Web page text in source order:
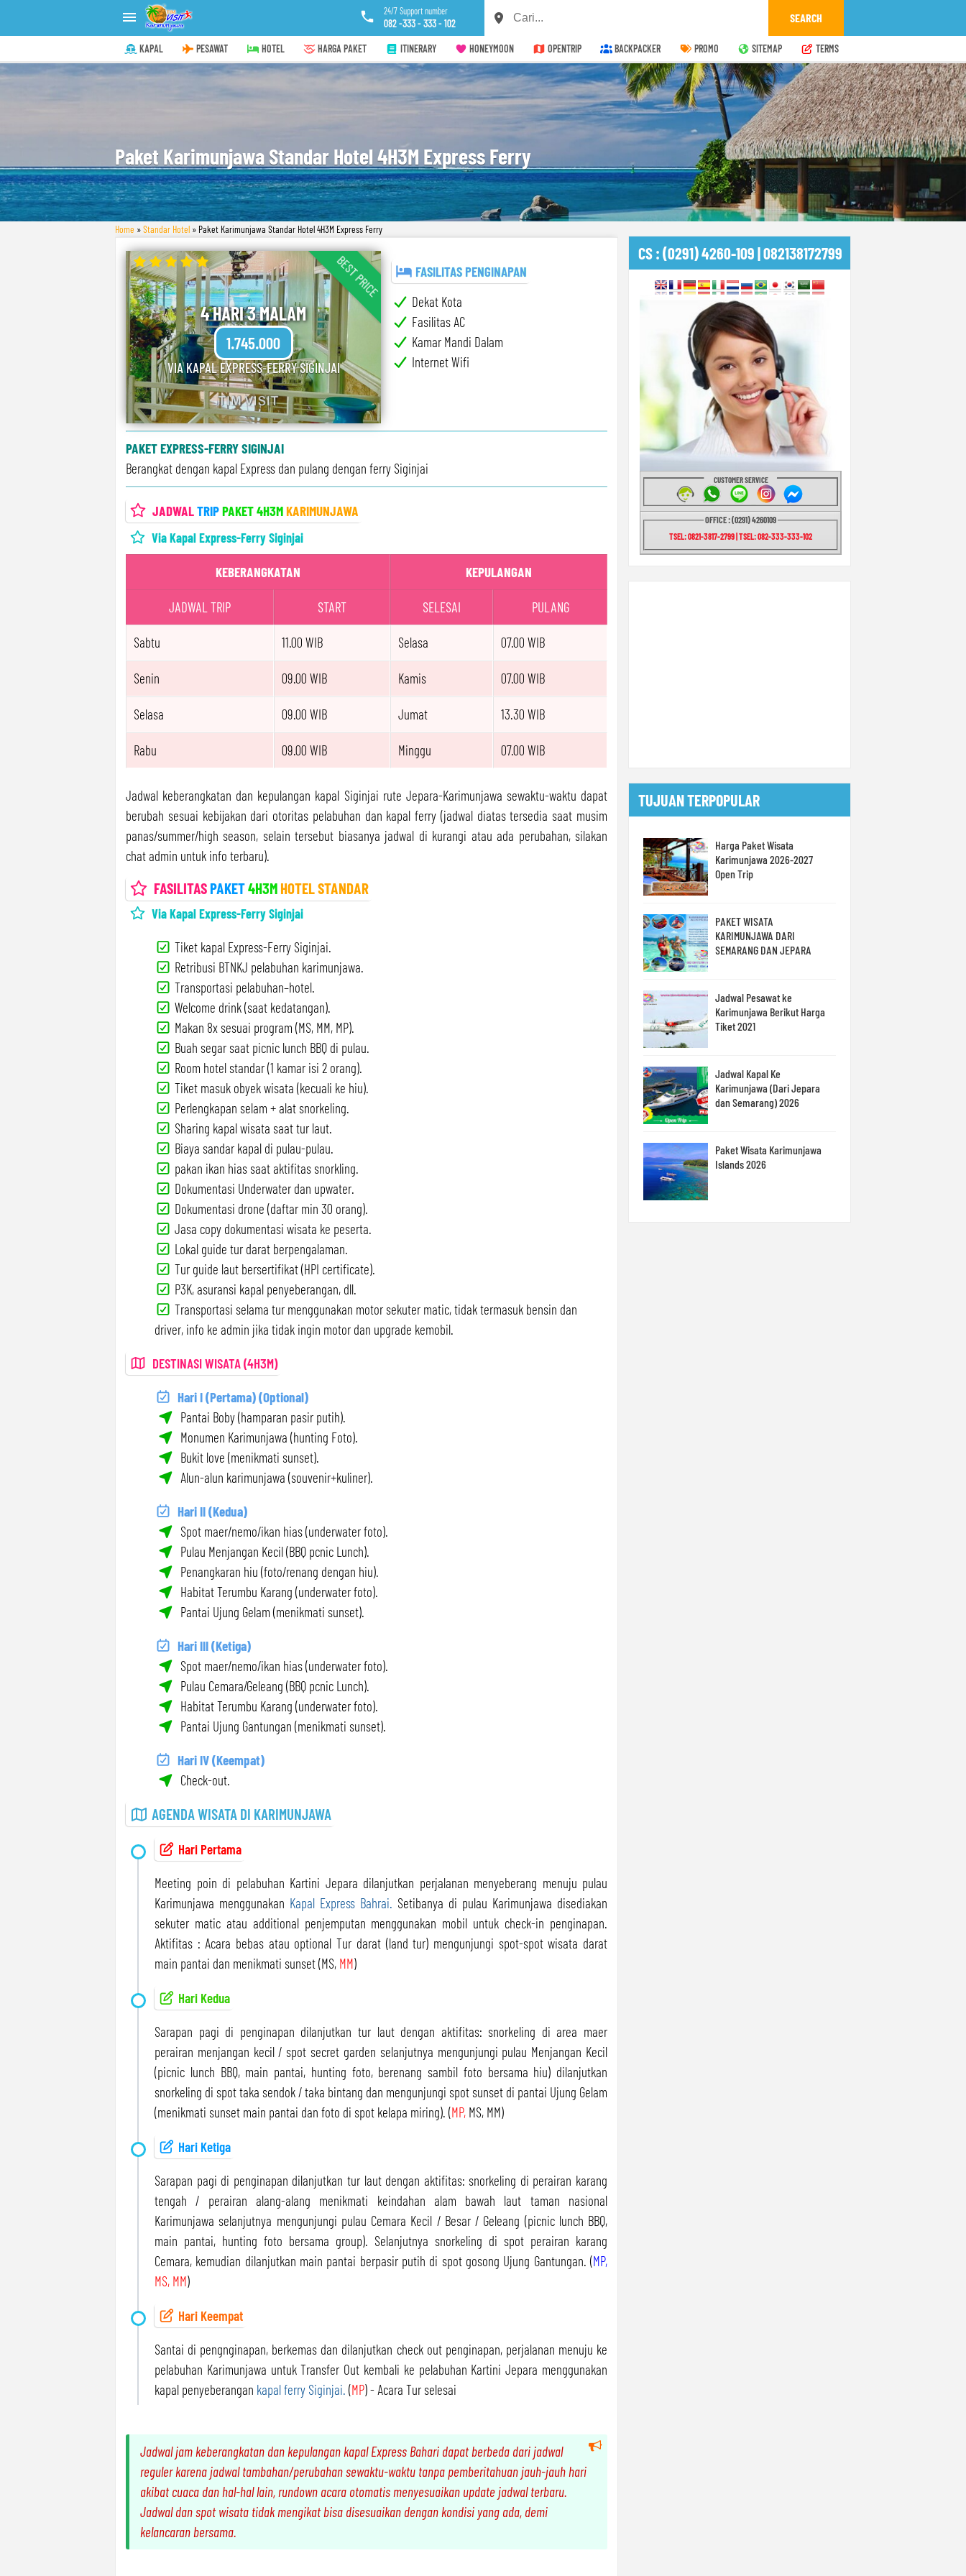
 24/7 Support number
082 -333 - 333 - 102
KAPAL PESAWAT HOTEL HARGA PAKET ITINERARY HONEYMOON OPENTRIP BACKPACKER PROMO SITEMAP TERMS
Paket Karimunjawa Standar Hotel 4H3M Express Ferry
Home »Standar Hotel » Paket Karimunjawa Standar Hotel 4H3M Express Ferry
BEST PRICE
4 HARI 3 MALAM
1.745.000
VIA KAPAL EXPRESS-FERRY SIGINJAI
FASILITAS PENGINAPAN
Dekat Kota
Fasilitas AC
Kamar Mandi Dalam
Internet Wifi
PAKET EXPRESS-FERRY SIGINJAI
Berangkat dengan kapal Express dan pulang dengan ferry Siginjai
JADWALTRIPPAKET 4H3MKARIMUNJAWA
Via Kapal Express-Ferry Siginjai
KEBERANGKATAN KEPULANGAN
JADWAL TRIP START SELESAI PULANG
Sabtu 11.00 WIB Selasa 07.00 WIB
Senin 09.00 WIB Kamis 07.00 WIB
Selasa 09.00 WIB Jumat 13.30 WIB
Rabu 09.00 WIB Minggu 07.00 WIB
Jadwal keberangkatan dan kepulangan kapal Siginjai rute Jepara-Karimunjawa sewaktu-waktu dapat
berubah sesuai kebijakan dari otoritas pelabuhan dan kapal ferry (jadwal diatas tersedia saat musim
panas/summer/high season, selain tersebut biasanya jadwal di kurangi atau ada perubahan, silakan
chat admin untuk info terbaru).
FASILITASPAKET4H3M HOTEL STANDAR
Via Kapal Express-Ferry Siginjai
Tiket kapal Express-Ferry Siginjai.
Retribusi BTNKJ pelabuhan karimunjawa.
Transportasi pelabuhan–hotel.
Welcome drink (saat kedatangan).
Makan 8x sesuai program (MS, MM, MP).
Buah segar saat picnic lunch BBQ di pulau.
Room hotel standar (1 kamar isi 2 orang).
Tiket masuk obyek wisata (kecuali ke hiu).
Perlengkapan selam + alat snorkeling.
Sharing kapal wisata saat tur laut.
Biaya sandar kapal di pulau-pulau.
pakan ikan hias saat aktifitas snorkling.
Dokumentasi Underwater dan upwater.
Dokumentasi drone (daftar min 30 orang).
Jasa copy dokumentasi wisata ke peserta.
Lokal guide tur darat berpengalaman.
Tur guide laut bersertifikat (HPI certificate).
P3K, asuransi kapal penyeberangan, dll.
Transportasi selama tur menggunakan motor sekuter matic, tidak termasuk bensin dan
driver, info ke admin jika tidak ingin motor dan upgrade kemobil.
DESTINASI WISATA (4H3M)
Hari I (Pertama) (Optional)
Pantai Boby (hamparan pasir putih).
Monumen Karimunjawa (hunting Foto).
Bukit love (menikmati sunset).
Alun-alun karimunjawa (souvenir+kuliner).
Hari II (Kedua)
Spot maer/nemo/ikan hias (underwater foto).
Pulau Menjangan Kecil (BBQ pcnic Lunch).
Penangkaran hiu (foto/renang dengan hiu).
Habitat Terumbu Karang (underwater foto).
Pantai Ujung Gelam (menikmati sunset).
Hari III (Ketiga)
Spot maer/nemo/ikan hias (underwater foto).
Pulau Cemara/Geleang (BBQ pcnic Lunch).
Habitat Terumbu Karang (underwater foto).
Pantai Ujung Gantungan (menikmati sunset).
Hari IV (Keempat)
Check-out.
AGENDA WISATA DI KARIMUNJAWA
Hari Pertama
Meeting poin di pelabuhan Kartini Jepara dilanjutkan perjalanan menyeberang menuju pulau
Karimunjawa menggunakan Kapal Express Bahrai. Setibanya di pulau Karimunjawa disediakan
sekuter matic atau additional penjemputan menggunakan mobil untuk check-in penginapan.
Aktifitas : Acara bebas atau optional Tur darat (land tur) mengunjungi spot-spot wisata darat
main pantai dan menikmati sunset (MS, MM)
Hari Kedua
Sarapan pagi di penginapan dilanjutkan tur laut dengan aktifitas: snorkeling di area maer
perairan menjangan kecil / spot secret garden selanjutnya mengunjungi pulau Menjangan Kecil
(picnic lunch BBQ, main pantai, hunting foto, berenang sambil foto bersama hiu) dilanjutkan
snorkeling di spot taka sendok / taka bintang dan mengunjungi spot sunset di pantai Ujung Gelam
(menikmati sunset main pantai dan foto di spot kelapa miring). (MP, MS, MM)
Hari Ketiga
Sarapan pagi di penginapan dilanjutkan tur laut dengan aktifitas: snorkeling di perairan karang
tengah / perairan alang-alang menikmati keindahan alam bawah laut taman nasional
Karimunjawa selanjutnya mengunjungi pulau Cemara Kecil / Besar / Geleang (picnic lunch BBQ,
main pantai, hunting foto bersama group). Selanjutnya snorkeling di spot perairan karang
Cemara, kemudian dilanjutkan main pantai berpasir putih di spot gosong Ujung Gantungan. (MP,
MS, MM)
Hari Keempat
Santai di pengnginapan, berkemas dan dilanjutkan check out penginapan, perjalanan menuju ke
pelabuhan Karimunjawa untuk Transfer Out kembali ke pelabuhan Kartini Jepara menggunakan
kapal penyeberangan kapal ferry Siginjai. (MP) - Acara Tur selesai
Jadwal jam keberangkatan dan kepulangan kapal Express Bahari dapat berbeda dari jadwal
reguler karena jadwal tambahan/perubahan sewaktu-waktu tanpa pemberitahuan jauh-jauh hari
akibat cuaca dan hal-hal lain, rundown acara otomatis menyesuaikan update jadwal terbaru.
Jadwal dan spot wisata tidak mengikat bisa disesuaikan dengan kondisi yang ada, demi
kelancaran bersama.
CS : (0291) 4260-109 | 082138172799
CUSTOMER SERVICE
OFFICE : (0291) 4260109
TSEL: 0821-3817-2799 | TSEL: 082-333-333-102
TUJUAN TERPOPULAR
Harga Paket Wisata
Karimunjawa 2026-2027
Open Trip
PAKET WISATA
KARIMUNJAWA DARI
SEMARANG DAN JEPARA
Jadwal Pesawat ke
Karimunjawa Berikut Harga
Tiket 2021
Jadwal Kapal Ke
Karimunjawa (Dari Jepara
dan Semarang) 2026
Paket Wisata Karimunjawa
Islands 2026